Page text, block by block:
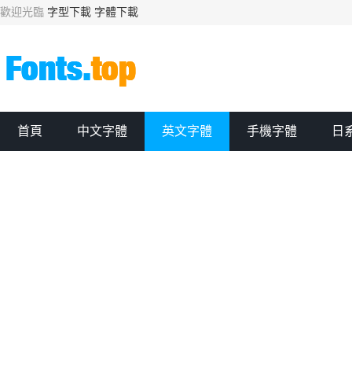
歡迎光臨 字型下載 字體下載
首頁 中文字體 英文字體 手機字體 日